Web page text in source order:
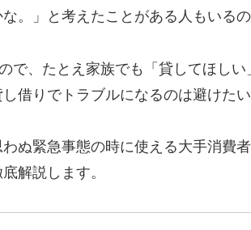
。」と考えたことがある人もいる
で、たとえ家族でも「貸してほし
借りでトラブルになるのは避けたい
ぬ緊急事態の時に使える大手消費
解説します。